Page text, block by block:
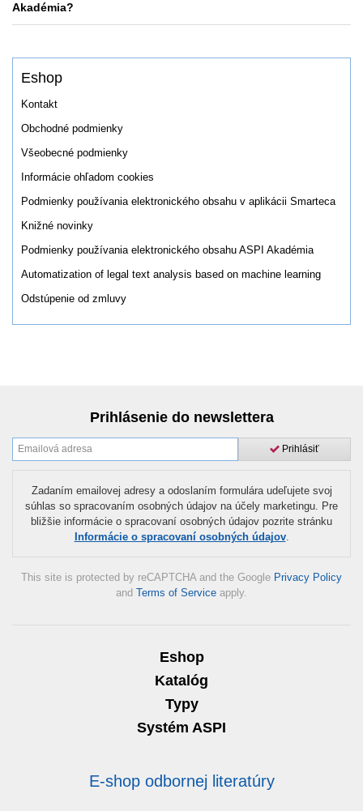
Akadémia?
Eshop
Kontakt
Obchodné podmienky
Všeobecné podmienky
Informácie ohľadom cookies
Podmienky používania elektronického obsahu v aplikácii Smarteca
Knižné novinky
Podmienky používania elektronického obsahu ASPI Akadémia
Automatization of legal text analysis based on machine learning
Odstúpenie od zmluvy
Prihlásenie do newslettera
Prihlásiť
Zadaním emailovej adresy a odoslaním formulára udeľujete svoj
súhlas so spracovaním osobných údajov na účely marketingu. Pre
bližšie informácie o spracovaní osobných údajov pozrite stránku
Informácie o spracovaní osobných údajov.
This site is protected by reCAPTCHA and the Google Privacy Policy
and Terms of Service apply.
Eshop
Katalóg
Typy
Systém ASPI
E-shop odbornej literatúry